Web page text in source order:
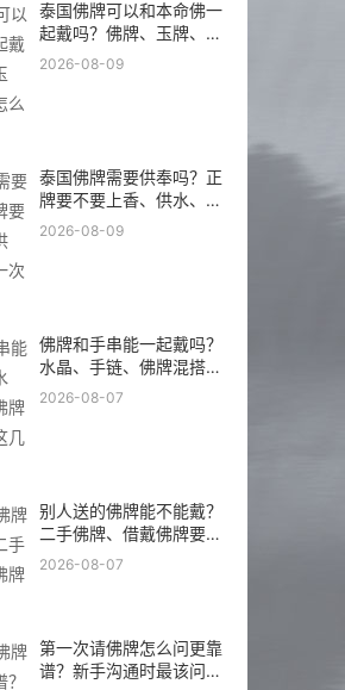
牌要不要上香、供水、摆
佛台一次讲明白
2026-08-09
别人送的佛牌能不能戴？
二手佛牌、借戴佛牌要注
2026-08-07
佛牌佩戴位置有讲究吗？
挂胸前、放包里、贴身戴
分别注意什么？
2025-08-01
放假想去泰国旅游？一篇